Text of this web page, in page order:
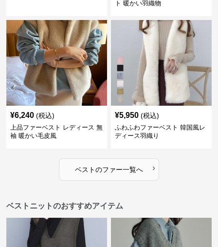
ト 暖かい羽織物
¥6,240 (税込)
上品ファーベスト レディース 無
袖 暖かい毛皮風
¥5,950 (税込)
ふわふわファーベスト 韓国風レ
ディース羽織り
ベストのファー一覧へ ›
ベストニットのおすすめアイテム